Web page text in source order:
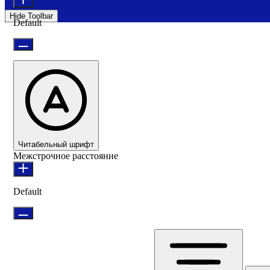
Hide Toolbar
Default
Читабельный шрифт
Межстрочное расстояние
Default